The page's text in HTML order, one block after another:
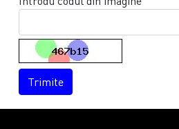
Trimite